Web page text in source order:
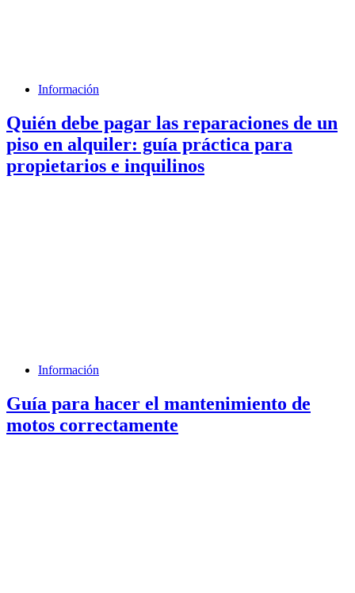
Información
Quién debe pagar las reparaciones de un
piso en alquiler: guía práctica para
propietarios e inquilinos
Información
Guía para hacer el mantenimiento de
motos correctamente